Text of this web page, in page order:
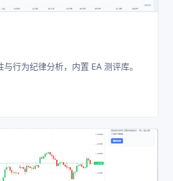
行为纪律分析，内置 EA 测评库。